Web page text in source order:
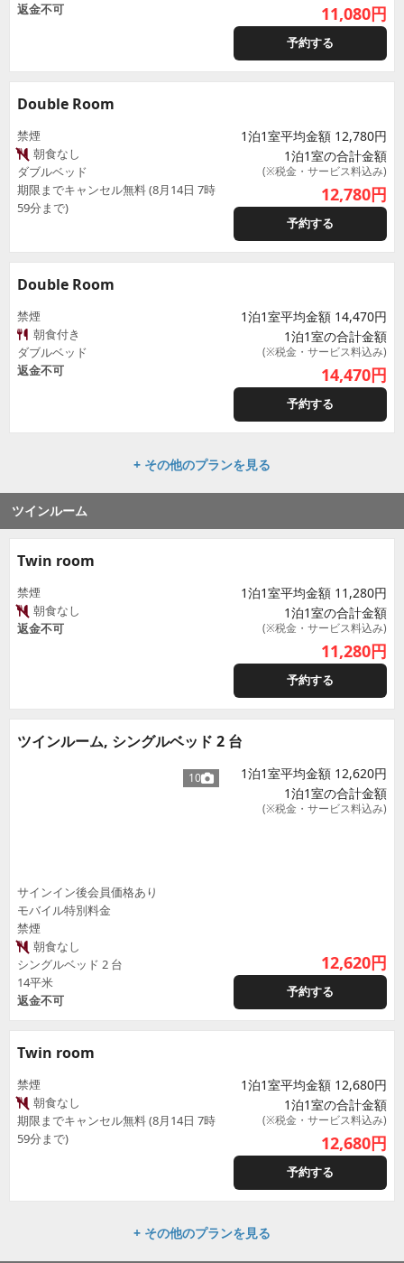
返金不可
11,080円
予約する
Double Room
禁煙
朝食なし
ダブルベッド
期限までキャンセル無料 (8月14日 7時
59分まで)
1泊1室平均金額 12,780円
1泊1室の合計金額
(※税金・サービス料込み)
12,780円
予約する
Double Room
禁煙
朝食付き
ダブルベッド
返金不可
1泊1室平均金額 14,470円
1泊1室の合計金額
(※税金・サービス料込み)
14,470円
予約する
+ その他のプランを見る
ツインルーム
Twin room
禁煙
朝食なし
返金不可
1泊1室平均金額 11,280円
1泊1室の合計金額
(※税金・サービス料込み)
11,280円
予約する
ツインルーム, シングルベッド 2 台
10
サインイン後会員価格あり
モバイル特別料金
禁煙
朝食なし
シングルベッド 2 台
14平米
返金不可
1泊1室平均金額 12,620円
1泊1室の合計金額
(※税金・サービス料込み)
12,620円
予約する
Twin room
禁煙
朝食なし
期限までキャンセル無料 (8月14日 7時
59分まで)
1泊1室平均金額 12,680円
1泊1室の合計金額
(※税金・サービス料込み)
12,680円
予約する
+ その他のプランを見る